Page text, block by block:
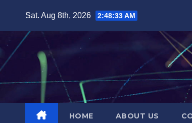
content
Sat. Aug 8th, 2026 2:48:35 AM
HOME ABOUT US